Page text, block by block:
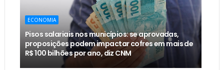
ECONOMIA
Pisos salariais nos municípios: se aprovadas,
proposições podem impactar cofres em mais de
R$ 100 bilhões por ano, diz CNM